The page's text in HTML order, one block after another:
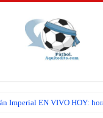
Imperial EN VIVO HOY: